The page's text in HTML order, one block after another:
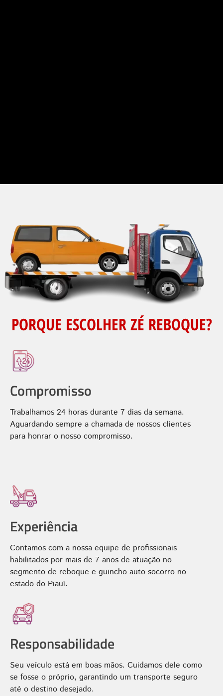
PORQUE ESCOLHER ZÉ REBOQUE?
Compromisso
Trabalhamos 24 horas durante 7 dias da semana.
Aguardando sempre a chamada de nossos clientes
para honrar o nosso compromisso.
Experiência
Contamos com a nossa equipe de profissionais
habilitados por mais de 7 anos de atuação no
segmento de reboque e guincho auto socorro no
estado do Piauí.
Responsabilidade
Seu veículo está em boas mãos. Cuidamos dele como
se fosse o próprio, garantindo um transporte seguro
até o destino desejado.